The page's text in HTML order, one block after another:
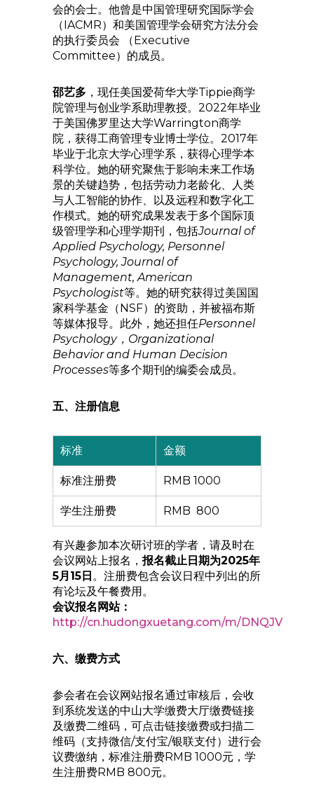
会的会士。他曾是中国管理研究国际学会
（IACMR）和美国管理学会研究方法分会
的执行委员会 （Executive
Committee）的成员。
邵艺多 ，现任美国爱荷华大学Tippie商学
院管理与创业学系助理教授。2022年毕业
于美国佛罗里达大学Warrington商学
院，获得工商管理专业博士学位。2017年
毕业于北京大学心理学系，获得心理学本
科学位。她的研究聚焦于影响未来工作场
景的关键趋势，包括劳动力老龄化、人类
与人工智能的协作、以及远程和数字化工
作模式。她的研究成果发表于多个国际顶
级管理学和心理学期刊，包括Journal of
Applied Psychology, Personnel
Psychology, Journal of
Management, American
Psychologist等。她的研究获得过美国国
家科学基金（NSF）的资助，并被福布斯
等媒体报导。此外，她还担任Personnel
Psychology，Organizational
Behavior and Human Decision
Processes等多个期刊的编委会成员。
五、注册信息
标准 金额
标准注册费 RMB 1000
学生注册费 RMB 800
有兴趣参加本次研讨班的学者，请及时在
会议网站上报名， 报名截止日期为2025年
5月15日。注册费包含会议日程中列出的所
有论坛及午餐费用。
会议报名网站：
http://cn.hudongxuetang.com/m/DNQJV
六、缴费方式
参会者在会议网站报名通过审核后，会收
到系统发送的中山大学缴费大厅缴费链接
及缴费二维码，可点击链接缴费或扫描二
维码（支持微信/支付宝/银联支付）进行会
议费缴纳，标准注册费RMB 1000元，学
生注册费RMB 800元。